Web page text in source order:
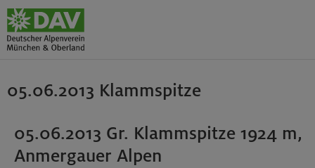
05.06.2013 Klammspitze
05.06.2013 Gr. Klammspitze 1924 m,
Anmergauer Alpen